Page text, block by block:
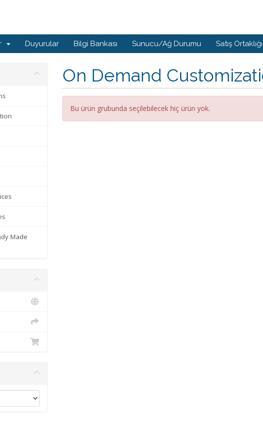
Duyurular Bilgi Bankası Sunucu/Ağ Durumu Satış Ortaklığı
Made
On Demand
Bu ürün grubunda seçilebilecek hiç ürün yok.